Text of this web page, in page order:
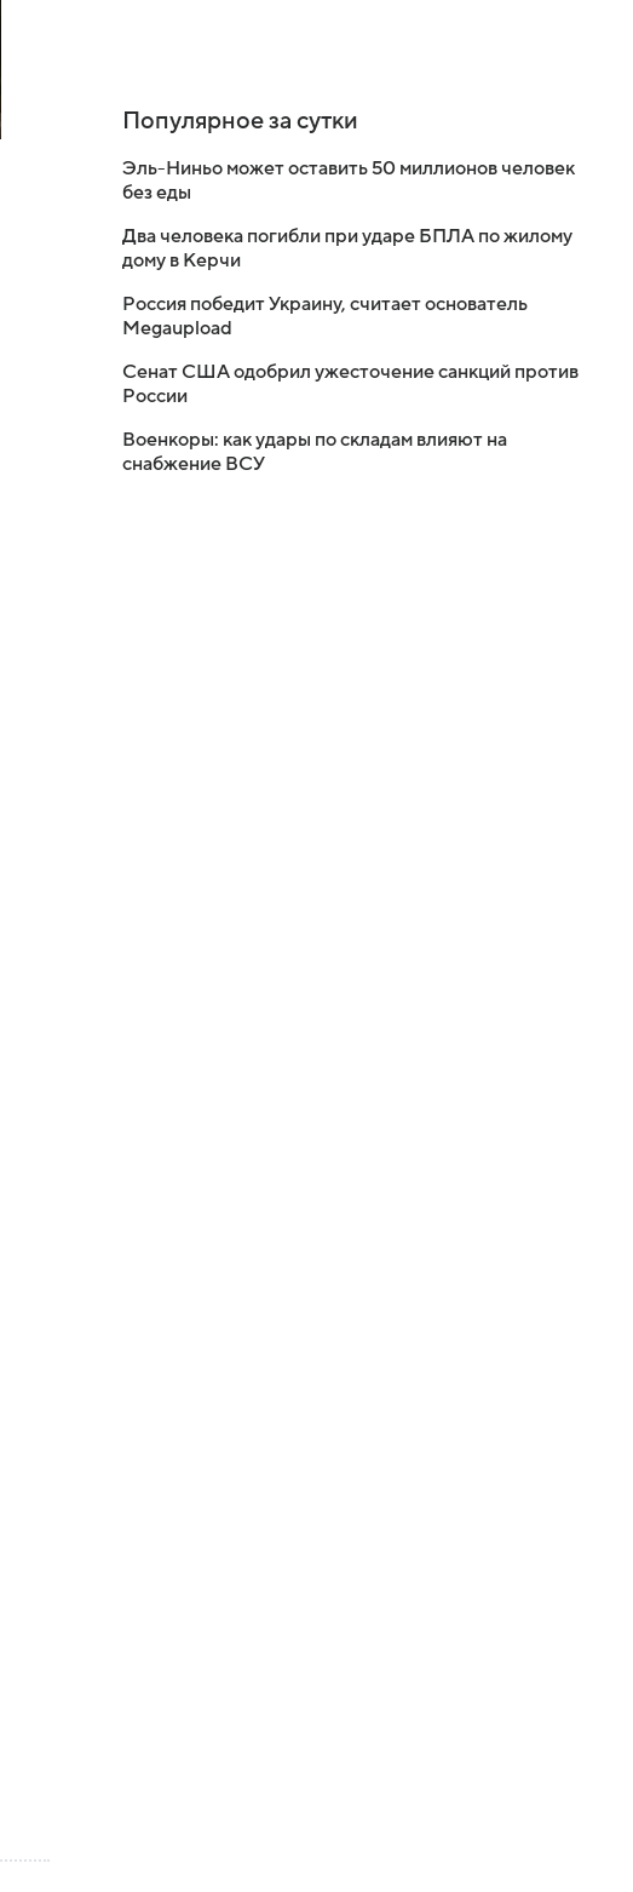
Популярное за сутки
Эль-Ниньо может оставить 50 миллионов человек
без еды
Два человека погибли при ударе БПЛА по жилому
дому в Керчи
Россия победит Украину, считает основатель
Megaupload
Сенат США одобрил ужесточение санкций против
России
Военкоры: как удары по складам влияют на
снабжение ВСУ